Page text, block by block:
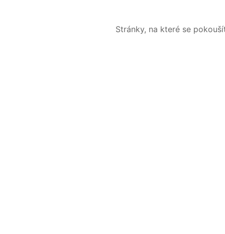
Stránky, na které se